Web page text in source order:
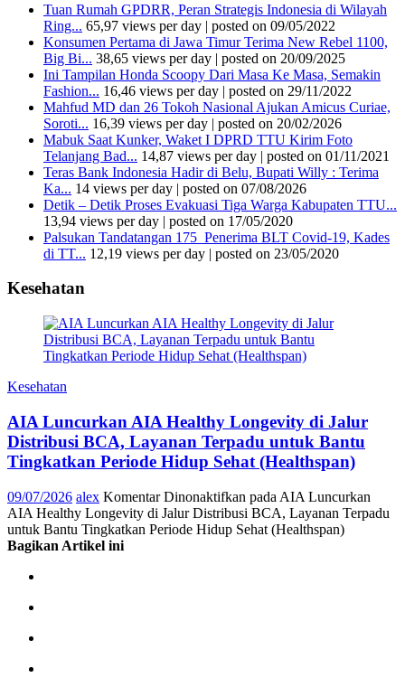
Tuan Rumah GPDRR, Peran Strategis Indonesia di Wilayah
Ring... 65,97 views per day | posted on 09/05/2022
Konsumen Pertama di Jawa Timur Terima New Rebel 1100,
Big Bi... 38,65 views per day | posted on 20/09/2025
Ini Tampilan Honda Scoopy Dari Masa Ke Masa, Semakin
Fashion... 16,46 views per day | posted on 29/11/2022
Mahfud MD dan 26 Tokoh Nasional Ajukan Amicus Curiae,
Soroti... 16,39 views per day | posted on 20/02/2026
Mabuk Saat Kunker, Waket I DPRD TTU Kirim Foto
Telanjang Bad... 14,87 views per day | posted on 01/11/2021
Teras Bank Indonesia Hadir di Belu, Bupati Willy : Terima
Ka... 14 views per day | posted on 07/08/2026
Detik – Detik Proses Evakuasi Tiga Warga Kabupaten TTU...
13,94 views per day | posted on 17/05/2020
Palsukan Tandatangan 175 Penerima BLT Covid-19, Kades
di TT... 12,19 views per day | posted on 23/05/2020
Kesehatan
Kesehatan
AIA Luncurkan AIA Healthy Longevity di Jalur
Distribusi BCA, Layanan Terpadu untuk Bantu
Tingkatkan Periode Hidup Sehat (Healthspan)
09/07/2026 alex Komentar Dinonaktifkan pada AIA Luncurkan
AIA Healthy Longevity di Jalur Distribusi BCA, Layanan Terpadu
untuk Bantu Tingkatkan Periode Hidup Sehat (Healthspan)
Bagikan Artikel ini